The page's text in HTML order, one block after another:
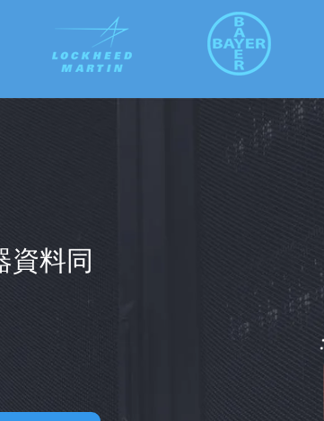
資料同